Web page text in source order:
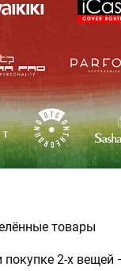
товары
2-х вещей